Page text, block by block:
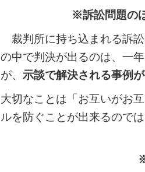
※訴訟問題の
裁判所に持ち込まれる訴
の中で判決が出るのは、一
が、 示談で解決される事例
大切なことは「お互いがお
ルを防ぐことが出来るので